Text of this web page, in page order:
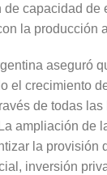
capacidad de
la producción
aseguró
el crecimiento
de todas
ampliación de
la provisión
inversión